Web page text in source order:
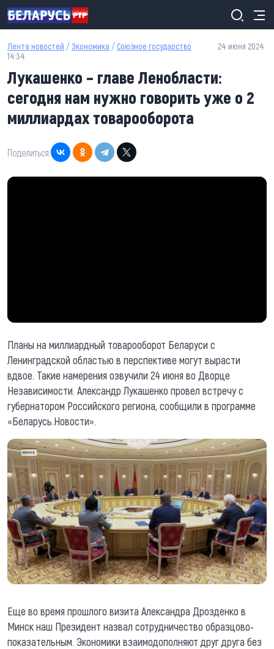
Перейти к основному содержанию
Лента новостей / Экономика / Союзное государство
24 июня 2024
14:34
Лукашенко – главе Ленобласти:
сегодня нам нужно говорить уже о 2
миллиардах товарооборота
Поделиться:
Планы на миллиардный товарооборот Беларуси с
Ленинградской областью в перспективе могут вырасти
вдвое. Такие намерения озвучили 24 июня во Дворце
Независимости. Александр Лукашенко провел встречу с
губернатором Российского региона, сообщили в программе
«Беларусь.Новости».
Еще во время прошлого визита Александра Дрозденко в
Минск наш Президент назвал сотрудничество образцово-
показательным. Экономики взаимодополняют друг друга без